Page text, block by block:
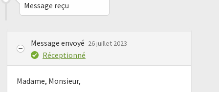
Message reçu
Message envoyé 26 juillet 2023
Réceptionné
Madame, Monsieur,